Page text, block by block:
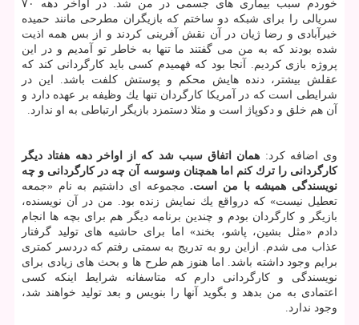
خوردم سبب بیماری های جسمی در من شد. در اواخر دهه ۷۰
سریالی را برای شبكه دو ساختم كه بازیگران مطرحی مانند حمیده
خیرآبادی و رضا ژیان در آن نقش آفرینی كردند و از بس همه اذیت
شده بودند كه به من می گفتند ما تنها به خاطر تو آمدیم و در این
پروژه بازی كردیم. آنجا بود كه فهمیدم كسی باید كارگردانی كند كه
عقلش بیشتر، دنده هایش محكم و پوستش كلفت باشد. این در
شرایطی است كه در آمریكا كارگردان تنها یك وظیفه بر عهده دارد و
آن هم خلق و دكوپاژ است و مثلا دستمزد بازیگر ارتباطی به او ندارد.
وی اضافه كرد: همان اتفاق سبب شد كه از اواخر دهه هفتاد دیگر
كارگردانی را ترك كنم اما همچنان وسوسه آن چه در كارگردانی و چه
نویسندگی همیشه با من است.مجموعه ای داشتیم به نام «جمعه
تعطیل نیست» كه درواقع یك نمایش زنده بود. من در آن نویسنده،
بازیگر و كارگردان بودم و چندین برنامه دیگر هم برای بچه ها انجام
دادم «مثل بشین، پاشو، بخند» اما برای حاشیه های تولید گرفتار
عذاب می شدم. ازاین رو به تدریج به سمتی رفتم كه دردسر كمتری
برایم وجود داشته باشد. اما هنوز هم طرح ها و بحث های زیادی برای
نویسندگی و كارگردانی دارم كه متاسفانه شرایط اینكه كسی
اعتمادی به من بدهد و بگوید آنها را بنویس و بعد تولید خواهند شد،
وجود ندارد.